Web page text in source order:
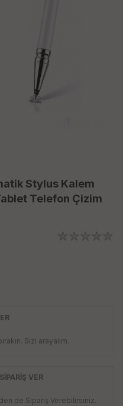
Stylus Kalem
Telefon Çizim
Sizi arayalım.
VER
de Sipariş Verebilirsiniz.